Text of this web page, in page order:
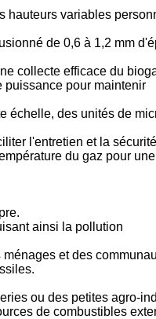
hauteurs variables
de 0,6 à 1,2 mm
collecte efficace du
puissance pour maintenir
échelle, des unités de
l'entretien et la
du gaz pour
ainsi la pollution
et des
ou des petites agro-
de combustibles